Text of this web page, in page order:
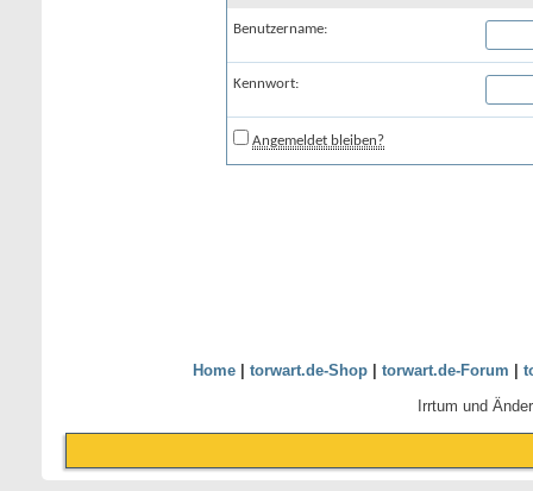
Benutzername:
Kennwort:
Angemeldet bleiben?
Home| torwart.de-Shop| torwart.de-Forum
Irrtum und